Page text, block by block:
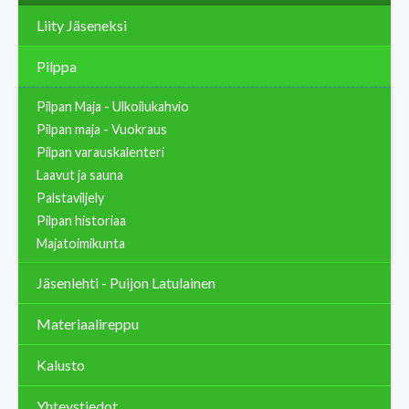
Liity Jäseneksi
Pilppa
Pilpan Maja - Ulkoilukahvio
Pilpan maja - Vuokraus
Pilpan varauskalenteri
Laavut ja sauna
Palstaviljely
Pilpan historiaa
Majatoimikunta
Jäsenlehti - Puijon Latulainen
Materiaalireppu
Kalusto